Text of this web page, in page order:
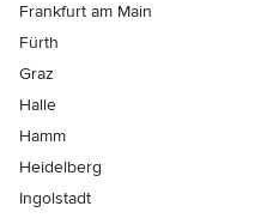
Frankfurt am Main
Fürth
Graz
Halle
Hamm
Heidelberg
Ingolstadt